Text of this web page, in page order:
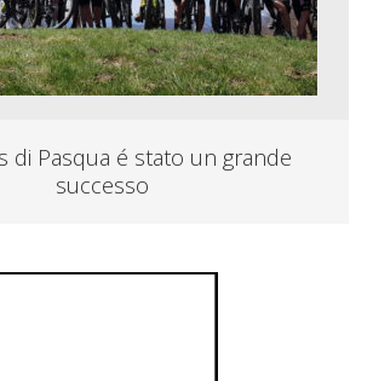
di Pasqua é stato un grande
successo